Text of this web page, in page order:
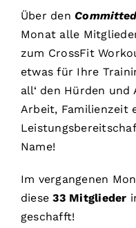
Über den
Monat alle
zum CrossFit
etwas für Ihre
all‘ den Hürden und
Arbeit, Familienzeit
Name!
Im vergangenen
diese 33 Mitglieder
geschafft!